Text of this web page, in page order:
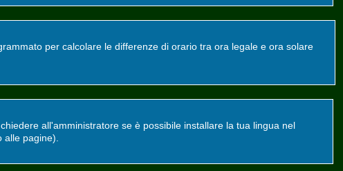
per calcolare le differenze di orario tra ora legale e ora solare
all'amministratore se è possibile installare la tua lingua nel
pagine).